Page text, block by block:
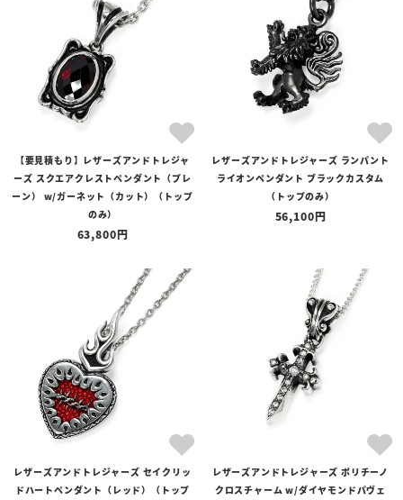
【要見積もり】レザーズアンドトレジャ
ーズ スクエアクレストペンダント（プレ
ーン） w/ガーネット（カット）（トップ
のみ）
63,800
レザーズアンドトレジャーズ ランパント
ライオンペンダント ブラックカスタム
（トップのみ）
56,100
レザーズアンドトレジャーズ セイクリッ
ドハートペンダント（レッド）（トップ
レザーズアンドトレジャーズ ポリチーノ
クロスチャーム w/ダイヤモンドパヴェ